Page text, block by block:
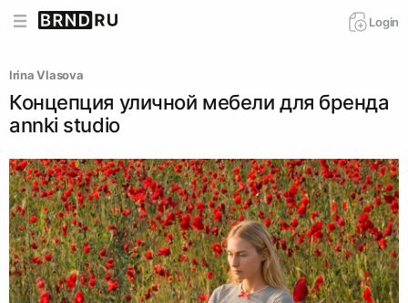
Login
Irina Vlasova
Концепция уличной мебели для бренда
annki studio